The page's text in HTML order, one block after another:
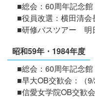
■総会：60周年記念館
■役員改選：横田清
■研修バスツアー 明
昭和59年・1984年度
■総会：60周年記念館
■早大OB交歓会：（9/
■信愛女学院OB交歓